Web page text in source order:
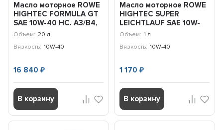
Масло моторное ROWE
HIGHTEC FORMULA GT
SAE 10W-40 HC. A3/B4,
E7,CI-4, 20л
Объем: 20 л
Вязкость: 10W-40
16 840₽
В корзину
Масло моторное ROWE
HIGHTEC SUPER
LEICHTLAUF SAE 10W-
40 HC-O, A3/B4
Объем: 1 л
Вязкость: 10W-40
1 170 ₽
В корзину